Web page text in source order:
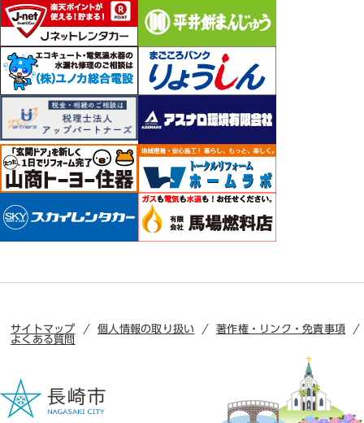
サイトマップ 個人情報の取り扱い
著作権・リンク・免責事項
よくある質問